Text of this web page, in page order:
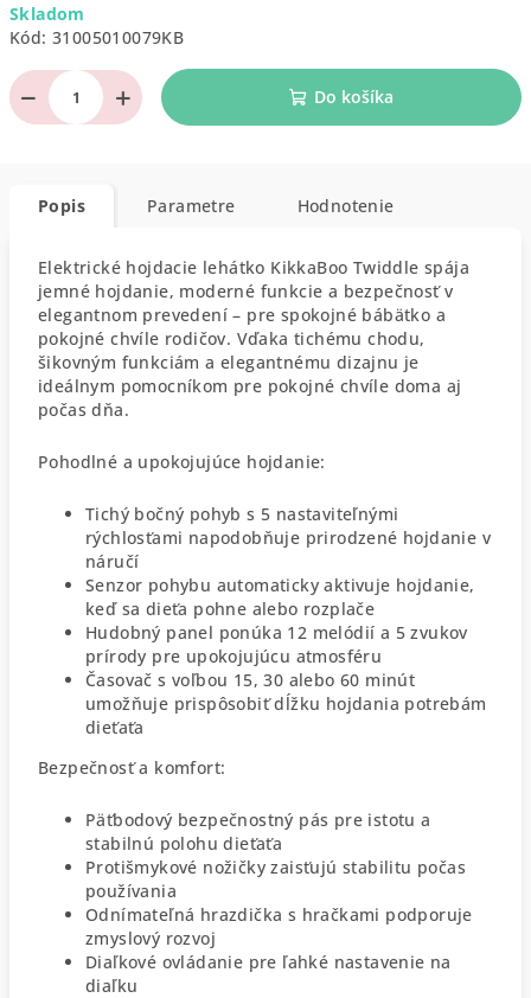
cena:
Skladom
Kód: 31005010079KB
+
− Do košíka
Popis Parametre Hodnotenie
Elektrické hojdacie lehátko KikkaBoo Twiddle spája
jemné hojdanie, moderné funkcie a bezpečnosť v
elegantnom prevedení – pre spokojné bábätko a
pokojné chvíle rodičov. Vďaka tichému chodu,
šikovným funkciám a elegantnému dizajnu je
ideálnym pomocníkom pre pokojné chvíle doma aj
počas dňa.
Pohodlné a upokojujúce hojdanie:
Tichý bočný pohyb s 5 nastaviteľnými
rýchlosťami napodobňuje prirodzené hojdanie v
náručí
Senzor pohybu automaticky aktivuje hojdanie,
keď sa dieťa pohne alebo rozplače
Hudobný panel ponúka 12 melódií a 5 zvukov
prírody pre upokojujúcu atmosféru
Časovač s voľbou 15, 30 alebo 60 minút
umožňuje prispôsobiť dĺžku hojdania potrebám
dieťaťa
Bezpečnosť a komfort:
Päťbodový bezpečnostný pás pre istotu a
stabilnú polohu dieťaťa
Protišmykové nožičky zaisťujú stabilitu počas
používania
Odnímateľná hrazdička s hračkami podporuje
zmyslový rozvoj
Diaľkové ovládanie pre ľahké nastavenie na
diaľku